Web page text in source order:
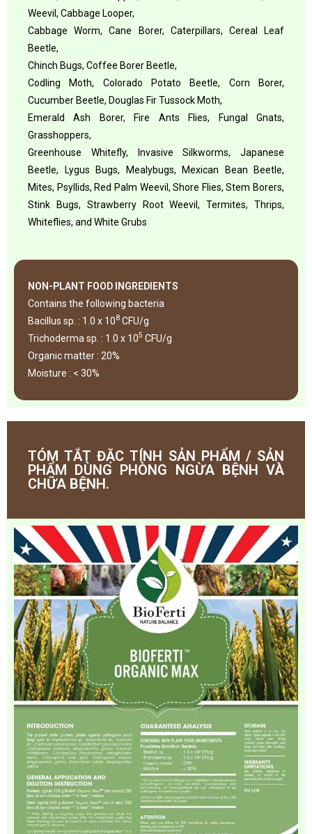
Weevil, Cabbage Looper,
Cabbage Worm, Cane Borer, Caterpillars, Cereal Leaf
Beetle,
Chinch Bugs, Coffee Borer Beetle,
Codling Moth, Colorado Potato Beetle, Corn Borer,
Cucumber Beetle, Douglas Fir Tussock Moth,
Emerald Ash Borer, Fire Ants Flies, Fungal Gnats,
Grasshoppers,
Greenhouse Whitefly, Invasive Silkworms, Japanese
Beetle, Lygus Bugs, Mealybugs, Mexican Bean Beetle,
Mites, Psyllids, Red Palm Weevil, Shore Flies, Stem Borers,
Stink Bugs, Strawberry Root Weevil, Termites, Thrips,
Whiteflies, and White Grubs
NON-PLANT FOOD INGREDIENTS
Contains the following bacteria
Bacillus sp. : 1.0 x 108 CFU/g
Trichoderma sp. : 1.0 x 105 CFU/g
Organic matter : 20%
Moisture : < 30%
TÓM TẮT ĐẶC TÍNH SẢN PHẨM / SẢN
PHẨM DÙNG PHÒNG NGỪA BỆNH VÀ
CHỮA BỆNH.